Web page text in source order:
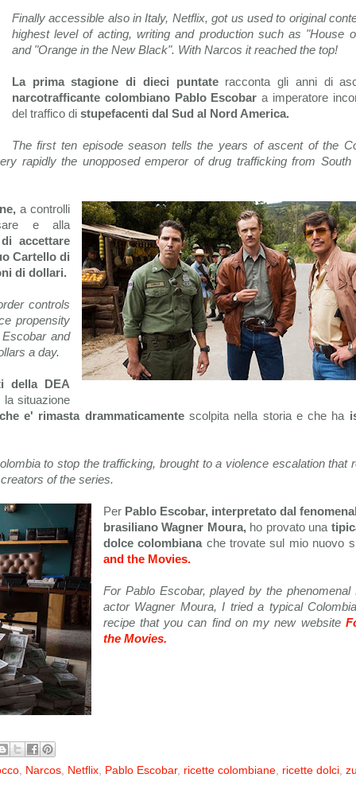
Finally accessible also in Italy, Netflix, got us used to original
highest level of acting, writing and production such as "House
and "Orange in the New Black". With Narcos it reached the top!
La prima stagione di dieci puntateracconta gli anni di
narcotrafficante colombiano Pablo Escobara imperatore
del traffico di stupefacenti dal Sud al Nord America.
The first ten episode season tells the years of ascent of the
rapidly the unopposed emperor of drug trafficking from South
a controlli
e alla
accettare
Cartello di
di dollari.
controls
propensity
and
a day.
della DEA
situazione
e' rimasta drammaticamentescolpita nella storia e che ha
to stop the trafficking, brought to a violence escalation that
of the series.
Per Pablo Escobar, interpretato dal
brasiliano Wagner Moura,ho provato una
dolce colombiana che trovate sul mio nuovo
and the Movies.
For Pablo Escobar, played by the phenomenal
actor Wagner Moura, I tried a typical
recipe that you can find on my new website
the Movies.
Narcos Netflix Pablo Escobar, ricette colombiane ricette dolci